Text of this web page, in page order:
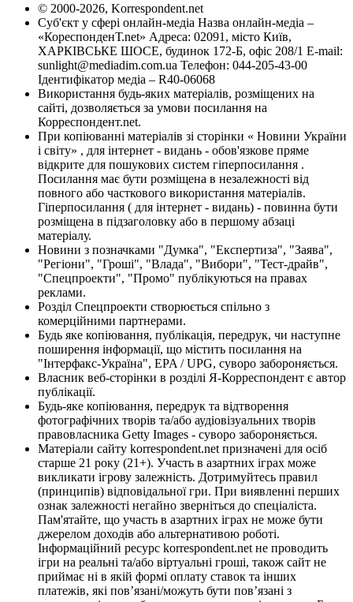
© 2000-2026, Korrespondent.net
Суб'єкт у сфері онлайн-медіа Назва онлайн-медіа –
«КореспонденТ.net» Адреса: 02091, місто Київ,
ХАРКІВСЬКЕ ШОСЕ, будинок 172-Б, офіс 208/1 E-mail:
sunlight@mediadim.com.ua Телефон: 044-205-43-00
Ідентифікатор медіа – R40-06068
Використання будь-яких матеріалів, розміщених на
сайті, дозволяється за умови посилання на
Корреспондент.net.
При копіюванні матеріалів зі сторінки « Новини України
і світу» , для інтернет - видань - обов'язкове пряме
відкрите для пошукових систем гіперпосилання .
Посилання має бути розміщена в незалежності від
повного або часткового використання матеріалів.
Гіперпосилання ( для інтернет - видань) - повинна бути
розміщена в підзаголовку або в першому абзаці
матеріалу.
Новини з позначками "Думка", "Експертиза", "Заява",
"Регіони", "Гроші", "Влада", "Вибори", "Тест-драйв",
"Спецпроекти", "Промо" публікуються на правах
реклами.
Розділ Спецпроекти створюється спільно з
комерційними партнерами.
Будь яке копіювання, публікація, передрук, чи наступне
поширення інформації, що містить посилання на
"Інтерфакс-Україна", EPA / UPG, суворо забороняється.
Власник веб-сторінки в розділі Я-Корреспондент є автор
публікації.
Будь-яке копіювання, передрук та відтворення
фотографічних творів та/або аудіовізуальних творів
правовласника Getty Images - суворо забороняється.
Матеріали сайту korrespondent.net призначені для осіб
старше 21 року (21+). Участь в азартних іграх може
викликати ігрову залежність. Дотримуйтесь правил
(принципів) відповідальної гри. При виявленні перших
ознак залежності негайно зверніться до спеціаліста.
Пам'ятайте, що участь в азартних іграх не може бути
джерелом доходів або альтернативою роботі.
Інформаційний ресурс korrespondent.net не проводить
ігри на реальні та/або віртуальні гроші, також сайт не
приймає ні в якій формі оплату ставок та інших
платежів, які пов’язані/можуть бути пов’язані з